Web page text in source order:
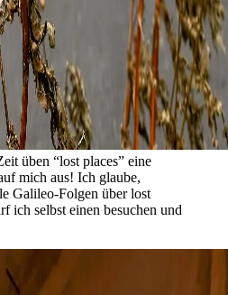
üben “lost places” eine
mich aus! Ich glaube,
Galileo-Folgen über lost
ich selbst einen besuchen und